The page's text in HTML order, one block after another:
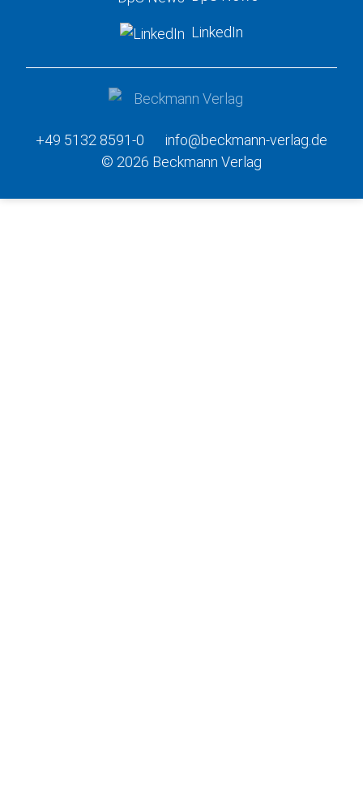
LinkedIn
+49 5132 8591-0
info@beckmann-verlag.de
© 2026 Beckmann Verlag